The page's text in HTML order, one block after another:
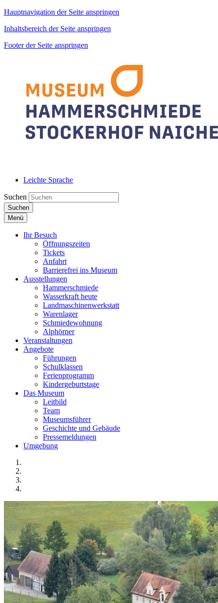
Hauptnavigation der Seite anspringen
Inhaltsbereich der Seite anspringen
Footer der Seite anspringen
Leichte Sprache
Suchen
Suchen
Menü
Ihr Besuch
Öffnungszeiten
Tickets
Anfahrt
Barrierefrei ins Museum
Ausstellungen
Hammerschmiede
Wasserkraft heute
Landmaschinenwerkstatt
Warenlager
Schmiedewohnung
Alphörner
Veranstaltungen
Angebote
Führungen
Schulklassen
Ferienprogramm
Kindergeburtstage
Das Museum
Leitbild
Team
Museumsführer
Geschichte und Gebäude
Pressemeldungen
Umgebung